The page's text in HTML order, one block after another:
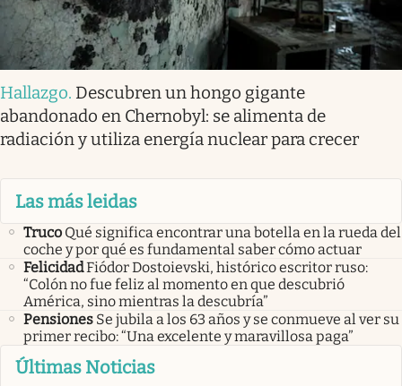
Hallazgo. Descubren un hongo gigante
abandonado en Chernobyl: se alimenta de
radiación y utiliza energía nuclear para crecer
Las más leidas
Truco Qué significa encontrar una botella en la rueda del
coche y por qué es fundamental saber cómo actuar
FelicidadFiódor Dostoievski, histórico escritor ruso:
“Colón no fue feliz al momento en que descubrió
América, sino mientras la descubría”
Pensiones Se jubila a los 63 años y se conmueve al ver su
primer recibo: “Una excelente y maravillosa paga”
Últimas Noticias